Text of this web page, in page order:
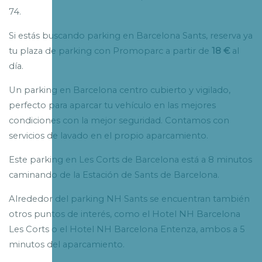
74.
Si estás buscando parking en Barcelona Sants, reserva ya
tu plaza de parking con Promoparc a partir de 18 € al
día.
Un parking en Barcelona centro cubierto y vigilado,
perfecto para aparcar tu vehículo en las mejores
condiciones con la mejor seguridad. Contamos con
servicios de lavado en el propio aparcamiento.
Este parking en Les Corts de Barcelona está a 8 minutos
caminando de la Estación de Sants de Barcelona.
Alrededor del parking NH Sants se encuentran también
otros puntos de interés, como el Hotel NH Barcelona
Les Corts o el Hotel NH Barcelona Entenza, ambos a 5
minutos del aparcamiento.